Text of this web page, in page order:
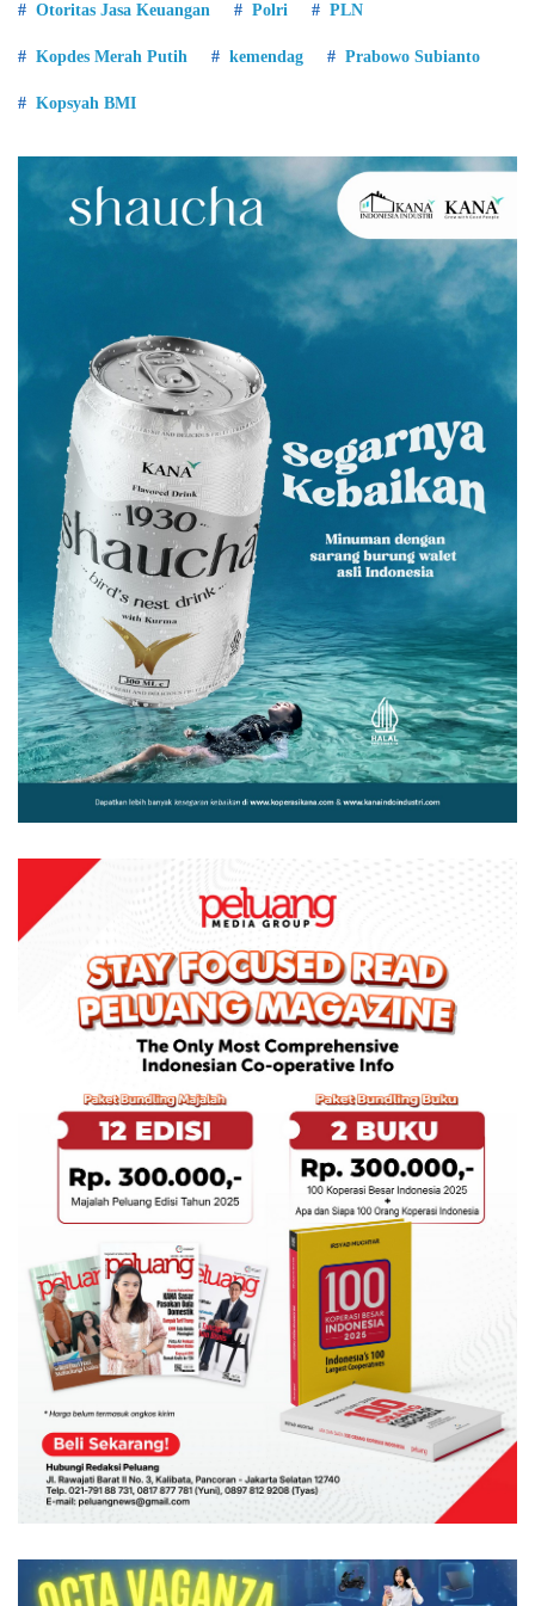
Otoritas Jasa Keuangan Polri PLN
Kopdes Merah Putih kemendag Prabowo Subianto
Kopsyah BMI